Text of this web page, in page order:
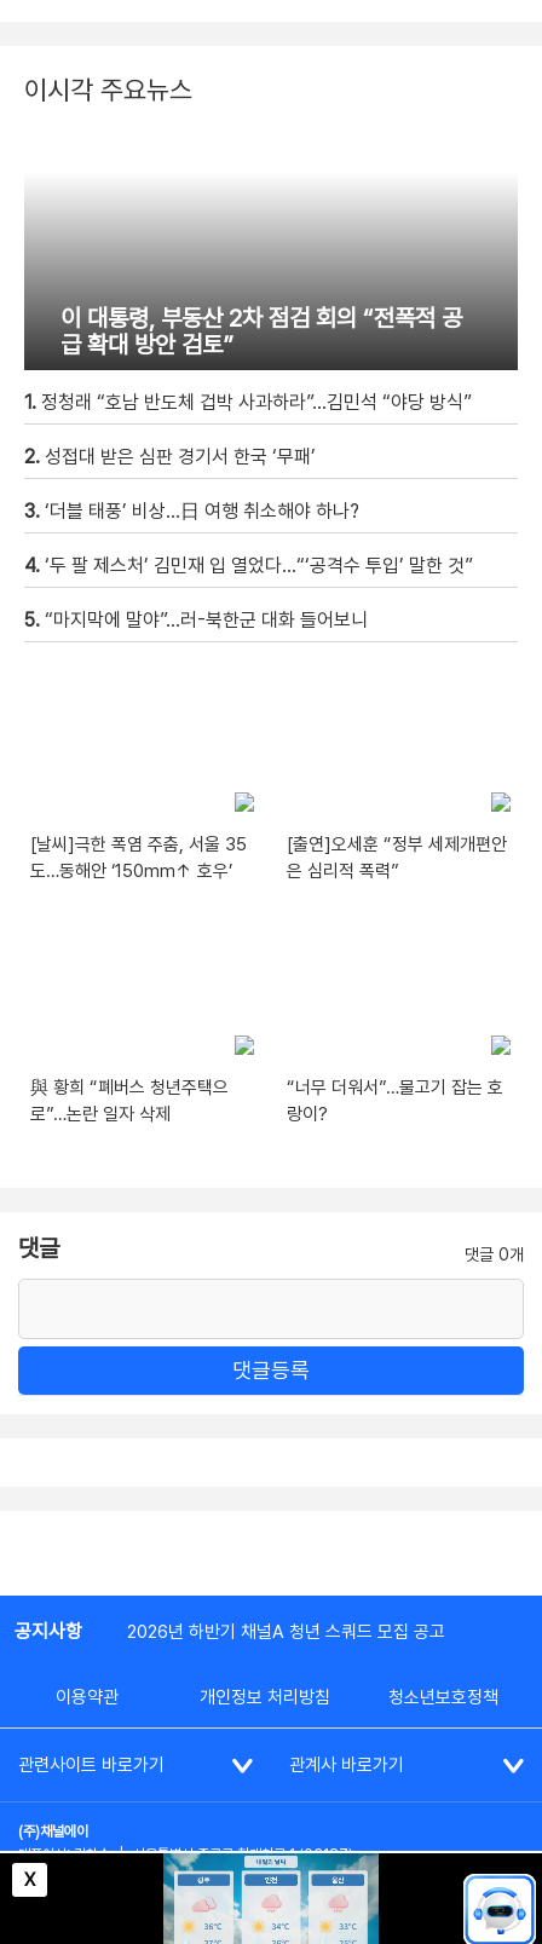
이시각 주요뉴스
이 대통령, 부동산 2차 점검 회의 “전폭적 공
급 확대 방안 검토”
1. 정청래 “호남 반도체 겁박 사과하라”…김민석 “야당 방식”
2. 성접대 받은 심판 경기서 한국 ‘무패’
3. ‘더블 태풍’ 비상…日 여행 취소해야 하나?
4. ‘두 팔 제스처’ 김민재 입 열었다…“‘공격수 투입’ 말한 것”
5. “마지막에 말야”…러-북한군 대화 들어보니
[날씨]극한 폭염 주춤, 서울 35
도…동해안 ‘150mm↑ 호우’
[출연]오세훈 “정부 세제개편안
은 심리적 폭력”
與 황희 “폐버스 청년주택으
로”…논란 일자 삭제
“너무 더워서”…물고기 잡는 호
랑이?
댓글 댓글 0개
댓글등록
X
공지사항 2026년 하반기 채널A 청년 스쿼드 모집 공고
이용약관 개인정보 처리방침 청소년보호정책
관련사이트 바로가기 관계사 바로가기
(주)채널에이
대표이사: 김차수 | 서울특별시 종로구 청계천로 1 (03187)
부가통신사업신고: 022357호 | 사업자등록번호: 101-86-62787
대표전화: (02)2020-3114
시청자상담실: (02)2020-3100
통신판매업신고: 제2012-서울종로-0195호